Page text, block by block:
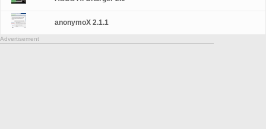
anonymoX 2.1.1
Advertisement